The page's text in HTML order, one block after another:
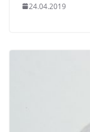
24.04.2019